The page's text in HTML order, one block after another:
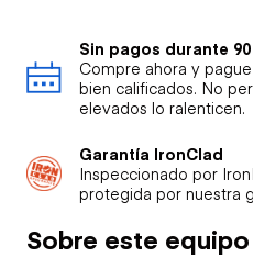
Sin pagos durante
Compre ahora y
bien calificados. No
elevados lo ralenticen.
Garantía IronClad
Inspeccionado por
protegida por nuestra
Sobre este equipo